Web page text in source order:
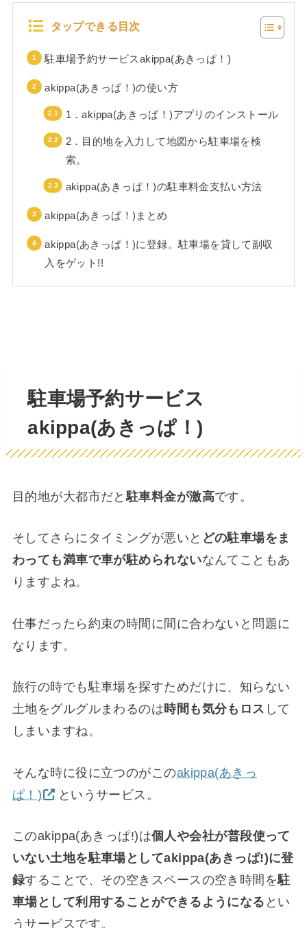
タップできる目次
駐車場予約サービスakippa(あきっぱ！)
akippa(あきっぱ！)の使い方
1．akippa(あきっぱ！)アプリのインストール
2．目的地を入力して地図から駐車場を検
索。
akippa(あきっぱ！)の駐車料金支払い方法
akippa(あきっぱ！)まとめ
akippa(あきっぱ！)に登録。駐車場を貸して副収
入をゲット!!
駐車場予約サービス
akippa(あきっぱ！)
目的地が大都市だと駐車料金が激高です。
そしてさらにタイミングが悪いと どの駐車場をま
わっても満車で車が駐められないなんてこともあ
りますよね。
仕事だったら約束の時間に間に合わないと問題に
なります。
旅行の時でも駐車場を探すためだけに、知らない
土地をグルグルまわるのは時間も気分もロス して
しまいますね。
そんな時に役に立つのがこのakippa(あきっ
ぱ！)
というサービス。
このakippa(あきっぱ!)は個人や会社が普段使って
いない土地を駐車場としてakippa(あきっぱ!)に登
録することで、その空きスペースの空き時間を駐
車場として利用することができるようになる とい
うサービスです。